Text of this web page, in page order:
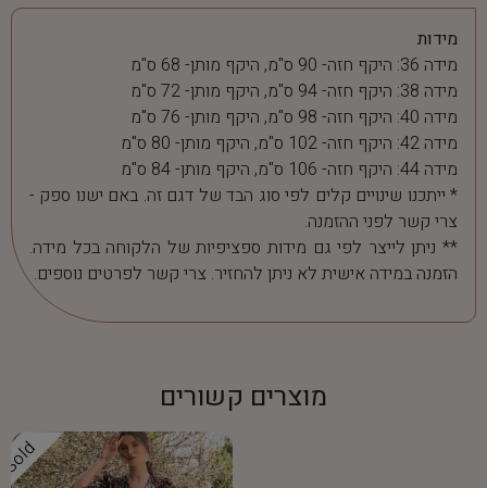
מידות
מידה 36: היקף חזה- 90 ס"מ, היקף מותן- 68 ס"מ
מידה 38: היקף חזה- 94 ס"מ, היקף מותן- 72 ס"מ
מידה 40: היקף חזה- 98 ס"מ, היקף מותן- 76 ס"מ
מידה 42: היקף חזה- 102 ס"מ, היקף מותן- 80 ס"מ
מידה 44: היקף חזה- 106 ס"מ, היקף מותן- 84 ס"מ
* ייתכנו שינויים קלים לפי סוג הבד של דגם זה. באם ישנו ספק -
צרי קשר לפני ההזמנה.
** ניתן לייצר לפי גם מידות ספציפיות של הלקוחה בכל מידה.
הזמנה במידה אישית לא ניתן להחזיר. צרי קשר לפרטים נוספים.
מוצרים קשורים
Sold